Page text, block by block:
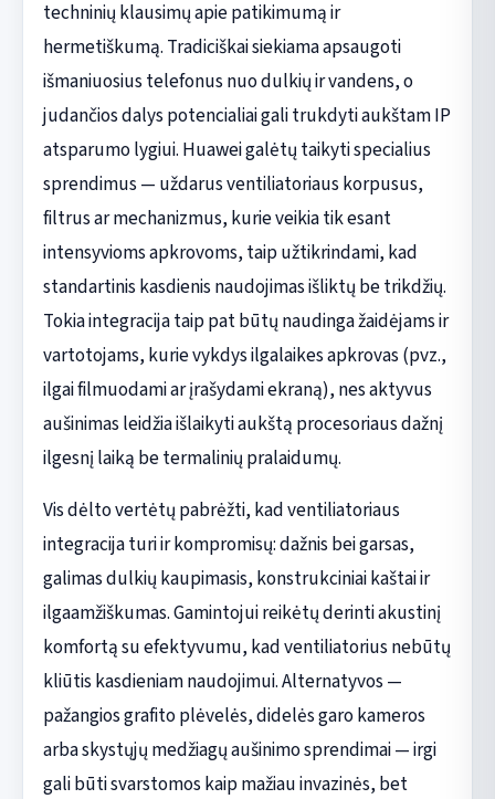
techninių klausimų apie patikimumą ir
hermetiškumą. Tradiciškai siekiama apsaugoti
išmaniuosius telefonus nuo dulkių ir vandens, o
judančios dalys potencialiai gali trukdyti aukštam IP
atsparumo lygiui. Huawei galėtų taikyti specialius
sprendimus — uždarus ventiliatoriaus korpusus,
filtrus ar mechanizmus, kurie veikia tik esant
intensyvioms apkrovoms, taip užtikrindami, kad
standartinis kasdienis naudojimas išliktų be trikdžių.
Tokia integracija taip pat būtų naudinga žaidėjams ir
vartotojams, kurie vykdys ilgalaikes apkrovas (pvz.,
ilgai filmuodami ar įrašydami ekraną), nes aktyvus
aušinimas leidžia išlaikyti aukštą procesoriaus dažnį
ilgesnį laiką be termalinių pralaidumų.
Vis dėlto vertėtų pabrėžti, kad ventiliatoriaus
integracija turi ir kompromisų: dažnis bei garsas,
galimas dulkių kaupimasis, konstrukciniai kaštai ir
ilgaamžiškumas. Gamintojui reikėtų derinti akustinį
komfortą su efektyvumu, kad ventiliatorius nebūtų
kliūtis kasdieniam naudojimui. Alternatyvos —
pažangios grafito plėvelės, didelės garo kameros
arba skystųjų medžiagų aušinimo sprendimai — irgi
gali būti svarstomos kaip mažiau invazinės, bet